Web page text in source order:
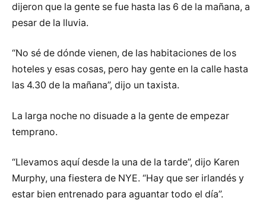
dijeron que la gente se fue hasta las 6 de la mañana, a
pesar de la lluvia.
“No sé de dónde vienen, de las habitaciones de los
hoteles y esas cosas, pero hay gente en la calle hasta
las 4.30 de la mañana”, dijo un taxista.
La larga noche no disuade a la gente de empezar
temprano.
“Llevamos aquí desde la una de la tarde”, dijo Karen
Murphy, una fiestera de NYE. “Hay que ser irlandés y
estar bien entrenado para aguantar todo el día”.